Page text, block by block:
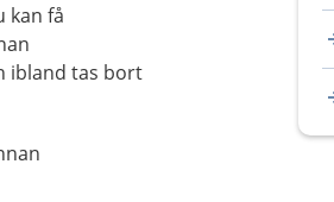
kan få
ibland tas bort